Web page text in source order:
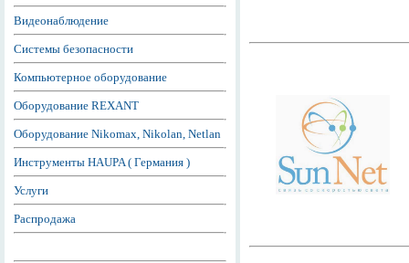
Видеонаблюдение
Системы безопасности
Компьютерное оборудование
Оборудование REXANT
Оборудование Nikomax, Nikolan, Netlan
Инструменты HAUPA ( Германия )
Услуги
Распродажа